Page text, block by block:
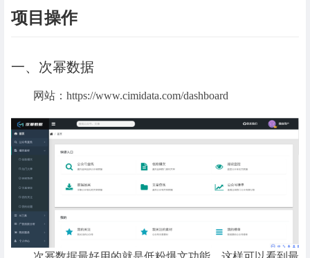
项目操作
一、次幂数据
网站：https://www.cimidata.com/dashboard